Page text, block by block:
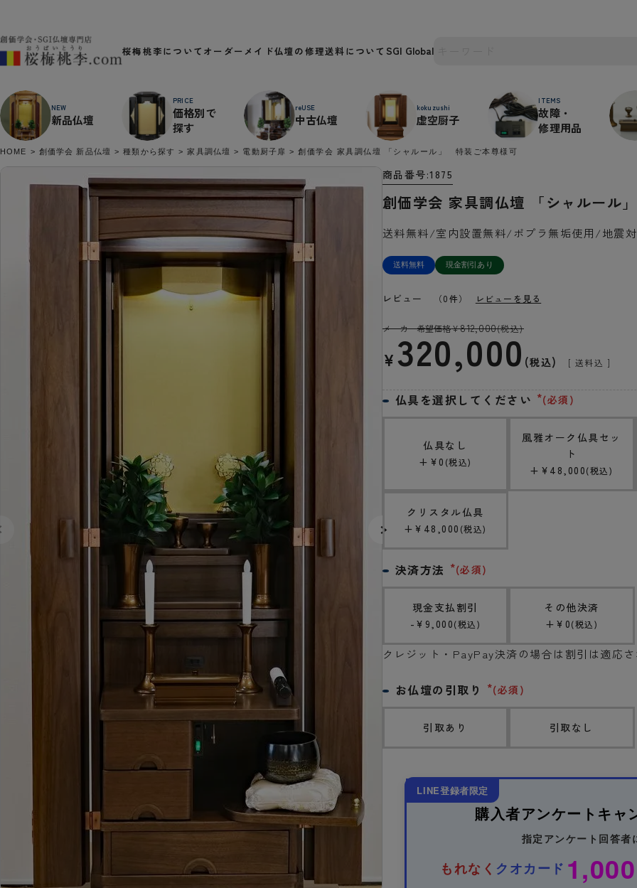
桜梅桃李について オーダーメイド仏壇の修理送料について
NEW
新品仏壇
PRICE
価格別で
探す
reUSE
中古仏壇
kokuzushi
虚空厨子
ITEMS
故障・
修理用品
HOME 創価学会 新品仏壇 種類から探す 家具調仏壇 電動厨子扉 創価学会 家具調仏壇 「シャルール」 特装ご本尊様可
商品番号 1875
創価学会 家具調仏壇 「シャルール
送料無料/室内設置無料/ポプラ無垢使用/地震
送料無料 現金割引あり
レビュー （0件） レビューを見る
メーカー希望価格¥812,000(税込)
¥320,000 税込 送料込
お仏壇の引取り (必須)
引取あり 引取なし
仏具を選択してください (必須)
仏具なし
+ ¥ 0 税込
風雅オーク仏具セッ
ト
+ ¥ 48,000 税込
クリスタル仏具
+ ¥ 48,000 税込
決済方法 (必須)
現金支払割引
- ¥ 9,000 税込
その他決済
+ ¥ 0 税込
クレジット・PayPay決済の場合は割引は適応
LINE登録者限定
購入者アンケートキャ
指定アンケート回答者
もれなく クオカード 1,000